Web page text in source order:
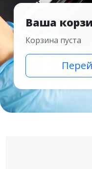
Ваша
Корзина пуста